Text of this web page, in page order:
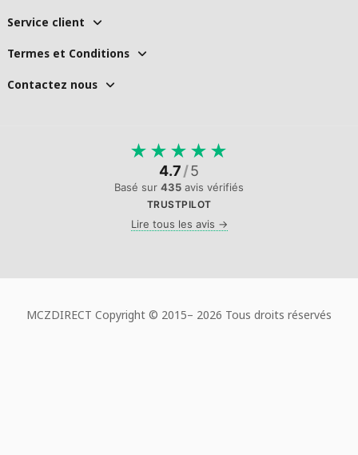
Service client
Termes et Conditions
Contactez nous
★ ★ ★ ★ ★
4.7/5
Basé sur 435 avis vérifiés
TRUSTPILOT
Lire tous les avis →
MCZDIRECT Copyright © 2015– 2026 Tous droits réservés